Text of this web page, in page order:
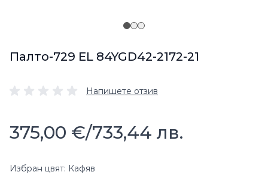
Палто-729 EL 84YGD42-2172-21
Напишете отзив
375,00 €/733,44 лв.
Избран цвят: Кафяв